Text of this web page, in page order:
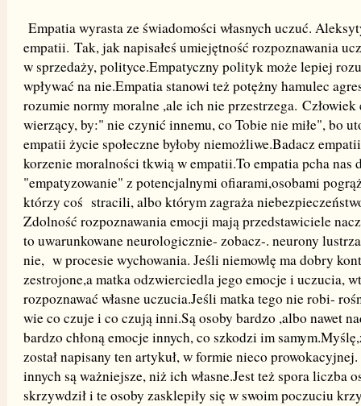
Empatia wyrasta ze świadomości własnych uczuć.
empatii. Tak, jak napisałeś umiejętność rozpoznawania
w sprzedaży, polityce.Empatyczny polityk może lepiej
wpływać na nie.Empatia stanowi też potężny hamulec
rozumie normy moralne ,ale ich nie przestrzega.
wierzący, by:" nie czynić innemu, co Tobie nie miłe", bo
empatii życie społeczne byłoby niemożliwe.Badacz
korzenie moralności tkwią w empatii.To empatia pcha nas
"empatyzowanie" z potencjalnymi ofiarami,osobami
którzy coś stracili, albo którym zagraża
Zdolność rozpoznawania emocji mają przedstawiciele
to uwarunkowane neurologicznie- zobacz-. neurony
nie, w procesie wychowania. Jeśli niemowlę ma dobry
zestrojone,a matka odzwierciedla jego emocje i uczucia,
rozpoznawać własne uczucia.Jeśli matka tego nie robi-
wie co czuje i co czują inni.Są osoby bardzo ,albo nawet
bardzo chłoną emocje innych, co szkodzi im
został napisany ten artykuł, w formie nieco
innych są ważniejsze, niż ich własne.Jest też spora liczba
skrzywdził i te osoby zasklepiły się w swoim poczuciu